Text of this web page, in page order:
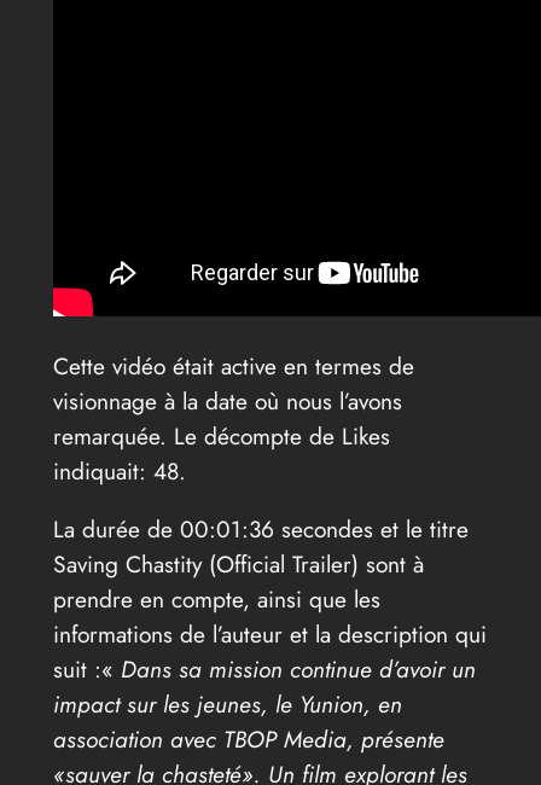
Cette vidéo était active en termes de
visionnage à la date où nous l’avons
remarquée. Le décompte de Likes
indiquait: 48.
La durée de 00:01:36 secondes et le titre
Saving Chastity (Official Trailer) sont à
prendre en compte, ainsi que les
informations de l’auteur et la description qui
suit :« Dans sa mission continue d’avoir un
impact sur les jeunes, le Yunion, en
association avec TBOP Media, présente
«sauver la chasteté». Un film explorant les